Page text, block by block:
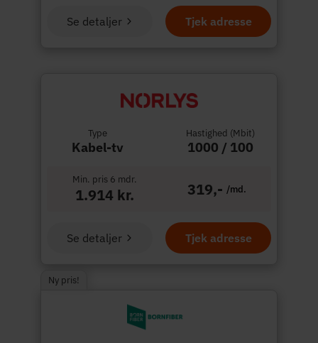
Tjek adresse
Se detaljer
Type
Kabel-tv
Hastighed (Mbit)
1000 / 100
Min. pris 6 mdr.
1.914 kr. 319,- /md.
Tjek adresse
Se detaljer
Ny pris!